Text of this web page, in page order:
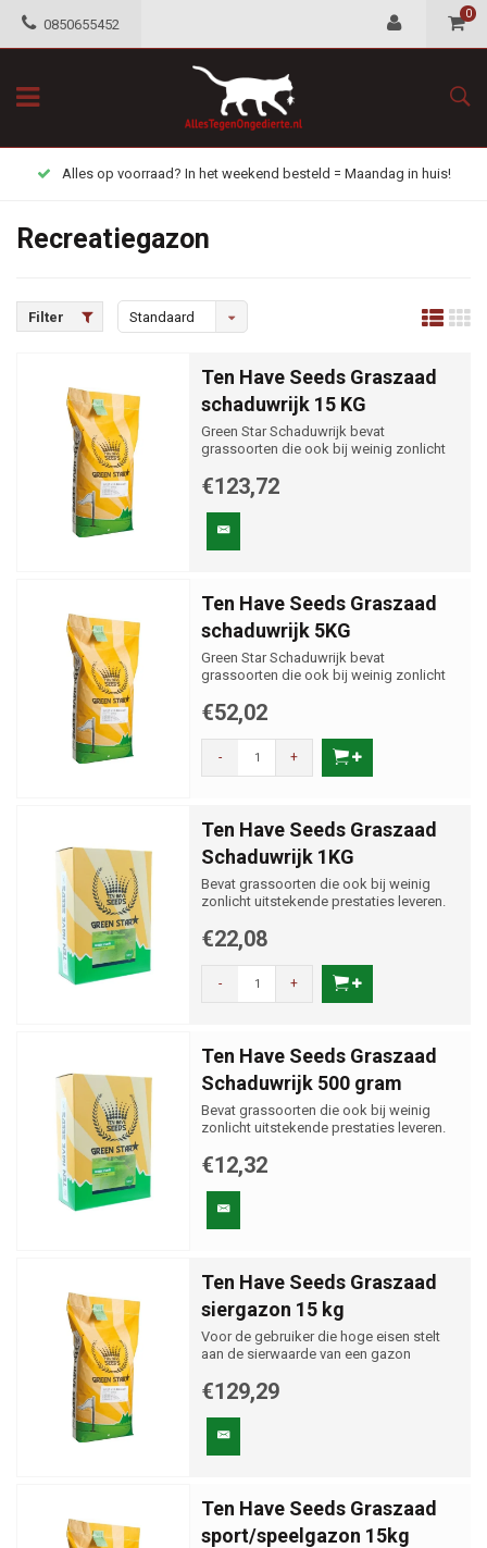
0850655452
0
Alles op voorraad? In het weekend besteld = Maandag in huis!
Recreatiegazon
Filter Standaard
Ten Have Seeds Graszaad
schaduwrijk 15 KG
Green Star Schaduwrijk bevat
grassoorten die ook bij weinig zonlicht
€123,72
Ten Have Seeds Graszaad
schaduwrijk 5KG
Green Star Schaduwrijk bevat
grassoorten die ook bij weinig zonlicht
€52,02
- +
Ten Have Seeds Graszaad
Schaduwrijk 1KG
Bevat grassoorten die ook bij weinig
zonlicht uitstekende prestaties leveren.
€22,08
- +
Ten Have Seeds Graszaad
Schaduwrijk 500 gram
Bevat grassoorten die ook bij weinig
zonlicht uitstekende prestaties leveren.
€12,32
Ten Have Seeds Graszaad
siergazon 15 kg
Voor de gebruiker die hoge eisen stelt
aan de sierwaarde van een gazon
€129,29
Ten Have Seeds Graszaad
sport/speelgazon 15kg